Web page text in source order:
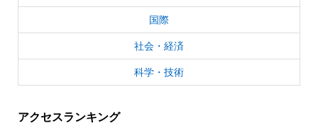
国際
社会・経済
科学・技術
アクセスランキング